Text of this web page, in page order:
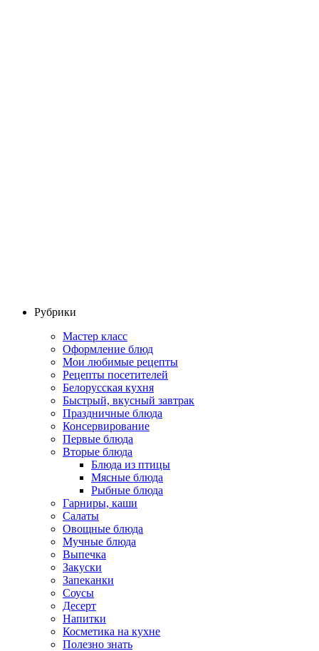
Рубрики
Мастер класс
Оформление блюд
Мои любимые рецепты
Рецепты посетителей
Белорусская кухня
Быстрый, вкусный завтрак
Праздничные блюда
Консервирование
Первые блюда
Вторые блюда
Блюда из птицы
Мясные блюда
Рыбные блюда
Гарниры, каши
Салаты
Овощные блюда
Мучные блюда
Выпечка
Закуски
Запеканки
Соусы
Десерт
Напитки
Косметика на кухне
Полезно знать